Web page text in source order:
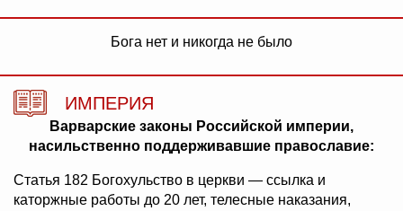
Бога нет и никогда не было
ИМПЕРИЯ
Варварские законы Российской империи,
насильственно поддерживавшие православие:
Статья 182 Богохульство в церкви — ссылка и
каторжные работы до 20 лет, телесные наказания,